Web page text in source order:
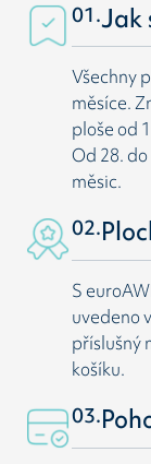
01.Jak
Všechny
měsíce.
ploše od
Od 28.
měsic.
02.
S
uvedeno
příslušný
košíku.
03.